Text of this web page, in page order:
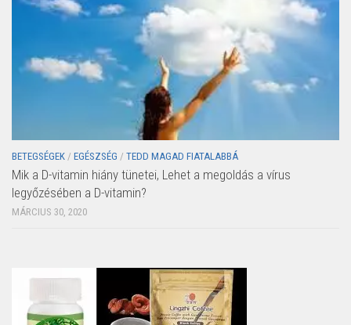
BETEGSÉGEK / EGÉSZSÉG / TEDD MAGAD FIATALABBÁ
Mik a D-vitamin hiány tünetei, Lehet a megoldás a vírus
legyőzésében a D-vitamin?
MÁRCIUS 30, 2020